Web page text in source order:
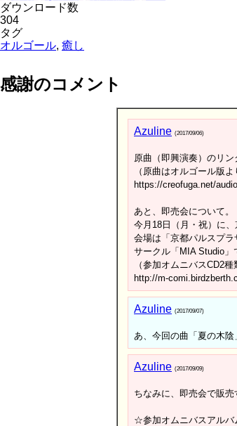
ダウンロード数
304
タグ
オルゴール, 癒し
感謝のコメント
Azuline (2017/09/06)
原曲（即興演奏）のリン
（原曲はオルゴール版
https://creofuga.net/
あと、即売会について。
今月18日（月・祝）に
会場は「京都パルスプラ
サークル「MIA Studio」
（参加オムニバスCD2
http://m-
Azuline (2017/09/07)
あ、今回の曲「夏の木
Azuline (2017/09/09)
ちなみに、即売会で販
☆参加オムニバスアルバ